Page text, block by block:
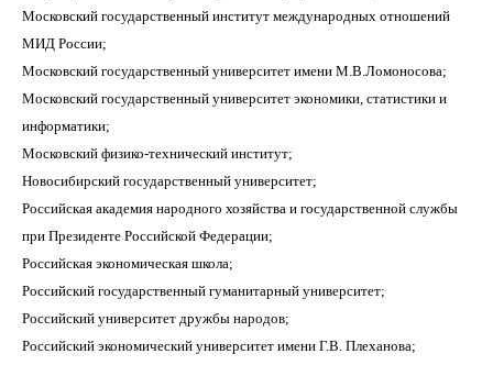
Московский государственный институт международных отношений
МИД России;
Московский государственный университет имени М.В.Ломоносова;
Московский государственный университет экономики, статистики и
информатики;
Московский физико-технический институт;
Новосибирский государственный университет;
Российская академия народного хозяйства и государственной службы
при Президенте Российской Федерации;
Российская экономическая школа;
Российский государственный гуманитарный университет;
Российский университет дружбы народов;
Российский экономический университет имени Г.В. Плеханова;